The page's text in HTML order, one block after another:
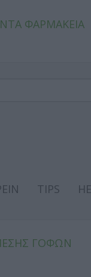
ΦΑΡΜΑΚΕΙΑ
TIPS
ΓΟΦΩΝ